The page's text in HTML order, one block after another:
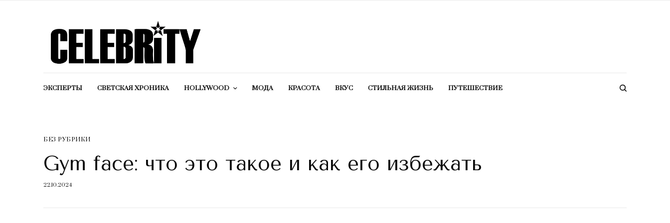
ЭКСПЕРТЫ СВЕТСКАЯ ХРОНИКА HOLLYWOOD МОДА КРАСОТA ВКУС СТИЛЬНАЯ ЖИЗНЬ ПУТЕШЕСТВИЕ
БЕЗ РУБРИКИ
Gym face: что это такое и как его избежать
22.10.2024